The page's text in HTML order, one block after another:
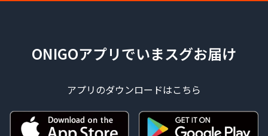
ONIGOアプリでいまスグお届け
アプリのダウンロードはこちら